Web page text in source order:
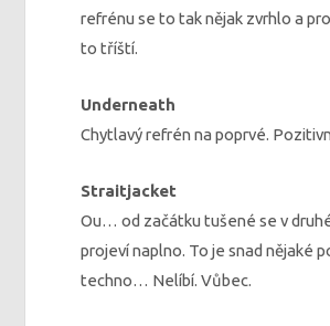
refrénu se to tak nějak zvrhlo a
to tříští.
Underneath
Chytlavý refrén na poprvé.
Straitjacket
Ou… od začátku tušené se v
projeví naplno. To je snad nějaké
techno… Nelíbí. Vůbec.